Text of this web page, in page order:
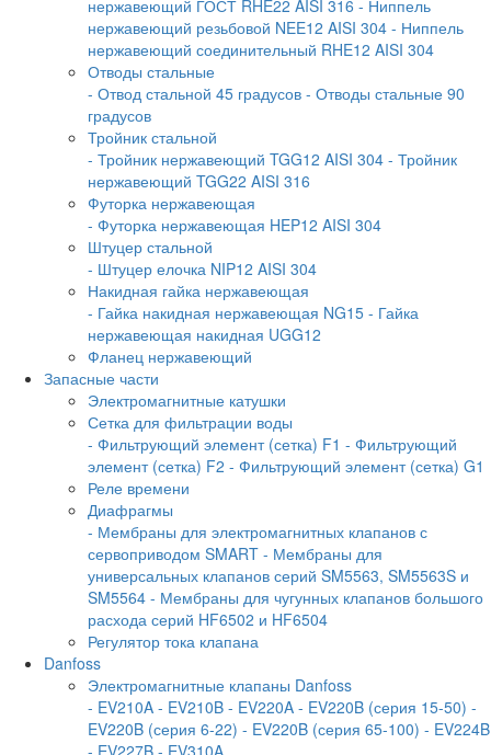
нержавеющий ГОСТ RHE22 AISI 316 - Ниппель
нержавеющий резьбовой NEE12 AISI 304 - Ниппель
нержавеющий соединительный RHE12 AISI 304
Отводы стальные
- Отвод стальной 45 градусов - Отводы стальные 90
градусов
Тройник стальной
- Тройник нержавеющий TGG12 AISI 304 - Тройник
нержавеющий TGG22 AISI 316
Футорка нержавеющая
- Футорка нержавеющая HEP12 AISI 304
Штуцер стальной
- Штуцер елочка NIP12 AISI 304
Накидная гайка нержавеющая
- Гайка накидная нержавеющая NG15 - Гайка
нержавеющая накидная UGG12
Фланец нержавеющий
Запасные части
Электромагнитные катушки
Сетка для фильтрации воды
- Фильтрующий элемент (сетка) F1 - Фильтрующий
элемент (сетка) F2 - Фильтрующий элемент (сетка) G1
Реле времени
Диафрагмы
- Мембраны для электромагнитных клапанов с
сервоприводом SMART - Мембраны для
универсальных клапанов серий SM5563, SM5563S и
SM5564 - Мембраны для чугунных клапанов большого
расхода серий HF6502 и HF6504
Регулятор тока клапана
Danfoss
Электромагнитные клапаны Danfoss
- EV210A - EV210B - EV220A - EV220B (серия 15-50) -
EV220B (серия 6-22) - EV220B (серия 65-100) - EV224B